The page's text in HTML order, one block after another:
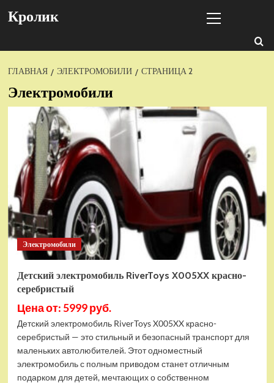
Кролик
меню
ГЛАВНАЯ ЭЛЕКТРОМОБИЛИ СТРАНИЦА 2
Электромобили
Электромобили
Детский электромобиль RiverToys X005XX красно-
серебристый
Цена от: 5999 руб.
Детский электромобиль RiverToys X005XX красно-
серебристый — это стильный и безопасный транспорт для
маленьких автолюбителей. Этот одноместный
электромобиль с полным приводом станет отличным
подарком для детей, мечтающих о собственном